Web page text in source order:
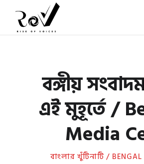
বঙ্গীয়
এই মুহূর্তে /
Media
বাংলার খুঁটিনাটি / BENGAL